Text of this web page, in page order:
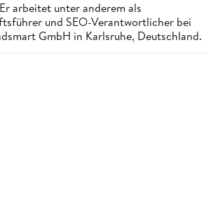
arbeitet unter anderem als
und SEO-Verantwortlicher bei
GmbH in Karlsruhe, Deutschland.